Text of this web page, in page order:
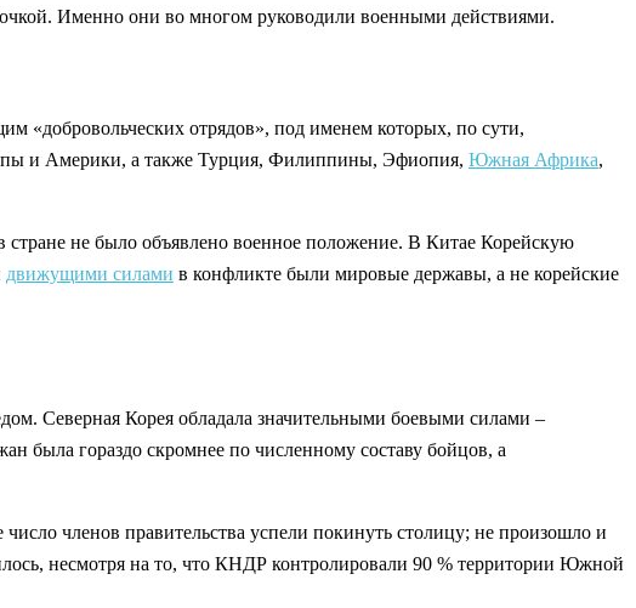
Именно они во многом руководили военными действиями.
«добровольческих отрядов», под именем которых, по сути,
и Америки, а также Турция, Филиппины, Эфиопия, Южная Африка,
не было объявлено военное положение. В Китае Корейскую
движущими силами в конфликте были мировые державы, а не корейские
Северная Корея обладала значительными боевыми силами –
была гораздо скромнее по численному составу бойцов, а
членов правительства успели покинуть столицу; не произошло и
несмотря на то, что КНДР контролировали 90 % территории Южной